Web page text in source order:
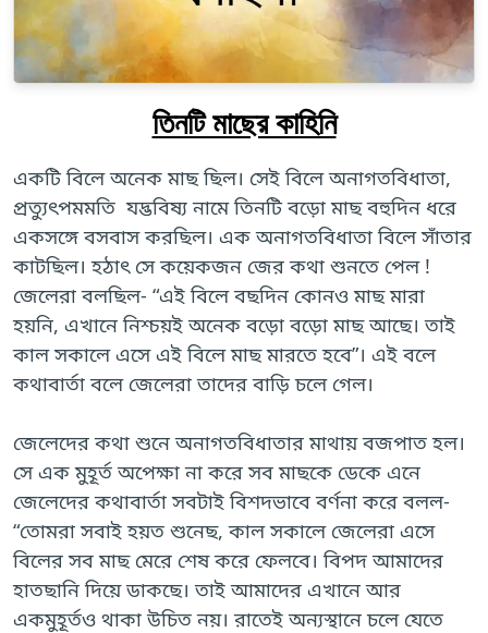
তিনটি মাছের কাহিনি
একটি বিলে অনেক মাছ ছিল। সেই বিলে অনাগতবিধাতা,
প্রত্যুৎপমমতি যদ্ভবিষ্য নামে তিনটি বড়ো মাছ বহুদিন ধরে
একসঙ্গে বসবাস করছিল। এক অনাগতবিধাতা বিলে সাঁতার
কাটছিল। হঠাৎ সে কয়েকজন জের কথা শুনতে পেল !
জেলেরা বলছিল- “এই বিলে বছদিন কোনও মাছ মারা
হয়নি, এখানে নিশ্চয়ই অনেক বড়ো বড়ো মাছ আছে। তাই
কাল সকালে এসে এই বিলে মাছ মারতে হবে”। এই বলে
কথাবার্তা বলে জেলেরা তাদের বাড়ি চলে গেল।
জেলেদের কথা শুনে অনাগতবিধাতার মাথায় বজপাত হল।
সে এক মুহূর্ত অপেক্ষা না করে সব মাছকে ডেকে এনে
জেলেদের কথাবার্তা সবটাই বিশদভাবে বর্ণনা করে বলল-
“তোমরা সবাই হয়ত শুনেছ, কাল সকালে জেলেরা এসে
বিলের সব মাছ মেরে শেষ করে ফেলবে। বিপদ আমাদের
হাতছানি দিয়ে ডাকছে। তাই আমাদের এখানে আর
একমুহূর্তও থাকা উচিত নয়। রাতেই অন্যস্থানে চলে যেতে